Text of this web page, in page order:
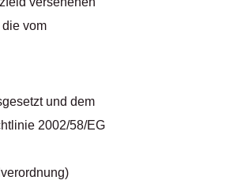
vom
und dem
2002/58/EG